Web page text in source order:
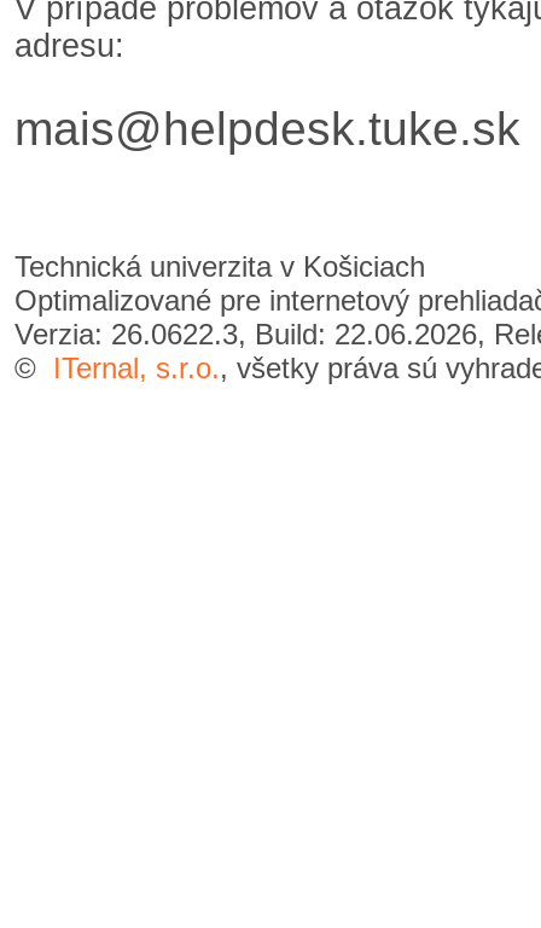
V prípade problémov a otázok
adresu:
mais@helpdesk.tuke.sk
Technická univerzita v Košiciach
Optimalizované pre internetový
Verzia: 26.0622.3, Build: 22.06.2026,
© ITernal, s.r.o., všetky práva sú